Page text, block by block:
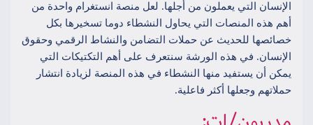
الإنسان التي يعملون من أجلها. لعل منصة انستغرام واحدة من
أهم هذه المنصات التي يحاول النشطاء دوما تسخيرها بكل
خصائصها للحديث عن حملات التضامن والنشاط الرقمي وحقوق
الإنسان. في هذه الورشة سنتعرف على أهم التكتيكات التي
يمكن أن يستفيد منها النشطاء في هذه المنصة لزيادة انتشار
حملاتهم وجعلها أكثر فاعلية.